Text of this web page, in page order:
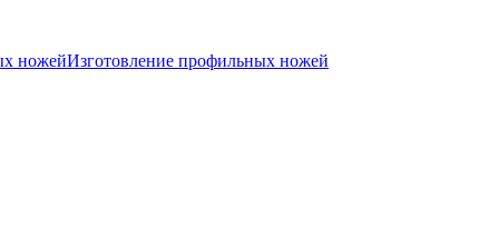
Изготовление профильных ножей